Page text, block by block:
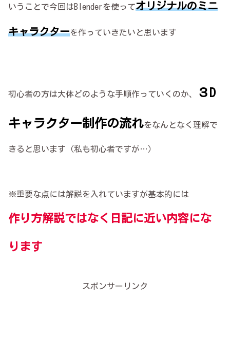
いうことで今回はBlenderを使ってオリジナルのミニ
キャラクターを作っていきたいと思います
初心者の方は大体どのような手順作っていくのか、 ３D
キャラクター制作の流れをなんとなく理解で
きると思います（私も初心者ですが…）
※重要な点には解説を入れていますが基本的には
作り方解説ではなく日記に近い内容にな
ります
スポンサーリンク